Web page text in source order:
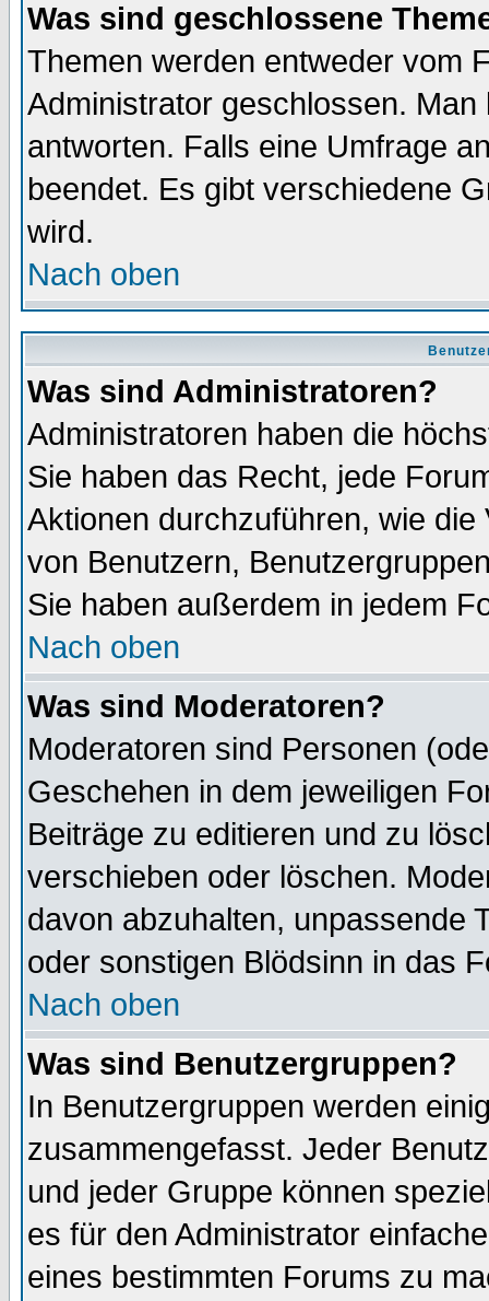
Was sind geschlossene
Themen werden entweder vom
Administrator geschlossen.
antworten. Falls eine Umfrage
beendet. Es gibt verschiedene
wird.
Nach oben
Was sind Administratoren?
Administratoren haben die
Sie haben das Recht, jede
Aktionen durchzuführen, wie
von Benutzern,
Sie haben außerdem in jedem
Nach oben
Was sind Moderatoren?
Moderatoren sind Personen
Geschehen in dem jeweiligen
Beiträge zu editieren und zu
verschieben oder löschen.
davon abzuhalten, unpassende
oder sonstigen Blödsinn in das
Nach oben
Was sind Benutzergruppen?
In Benutzergruppen werden
zusammengefasst. Jeder
und jeder Gruppe können
es für den Administrator
eines bestimmten Forums zu